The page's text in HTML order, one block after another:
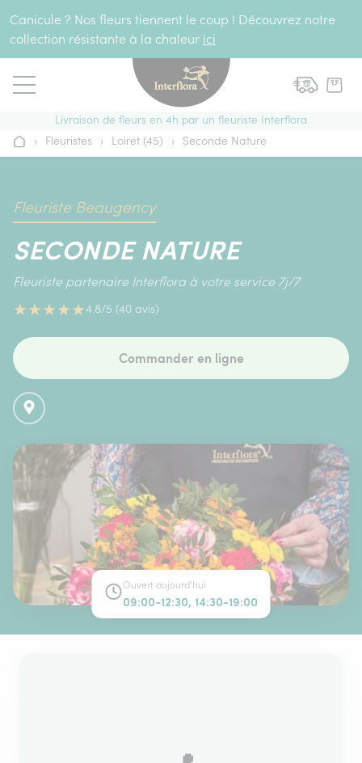
Canicule ? Nos fleurs tiennent le coup ! Découvrez notre
collection résistante à la chaleur ici
Livraison de fleurs en 4h par un fleuriste Interflora
Accueil
› Fleuristes › Loiret (45) › Seconde Nature
Fleuriste Beaugency
SECONDE NATURE
Fleuriste partenaire Interflora à votre service 7j/7
★★★★★4.8/5 (40 avis)
Commander en ligne
Ouvert aujourd'hui
09:00-12:30, 14:30-19:00